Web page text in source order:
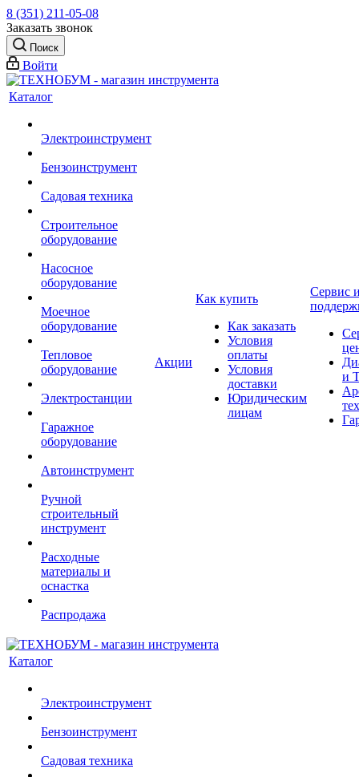
8 (351) 211-05-08
Заказать звонок
Поиск
Войти
Каталог
Электроинструмент
Бензоинструмент
Садовая техника
Строительное
оборудование
Насосное
оборудование
Моечное
оборудование
Тепловое
оборудование
Электростанции
Гаражное
оборудование
Автоинструмент
Ручной
строительный
инструмент
Расходные
материалы и
оснастка
Распродажа
Акции
Как купить
Как заказать
Условия
оплаты
Условия
доставки
Юридическим
лицам
Сервис
и
Каталог
Электроинструмент
Бензоинструмент
Садовая техника